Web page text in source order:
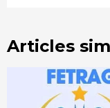
Articles